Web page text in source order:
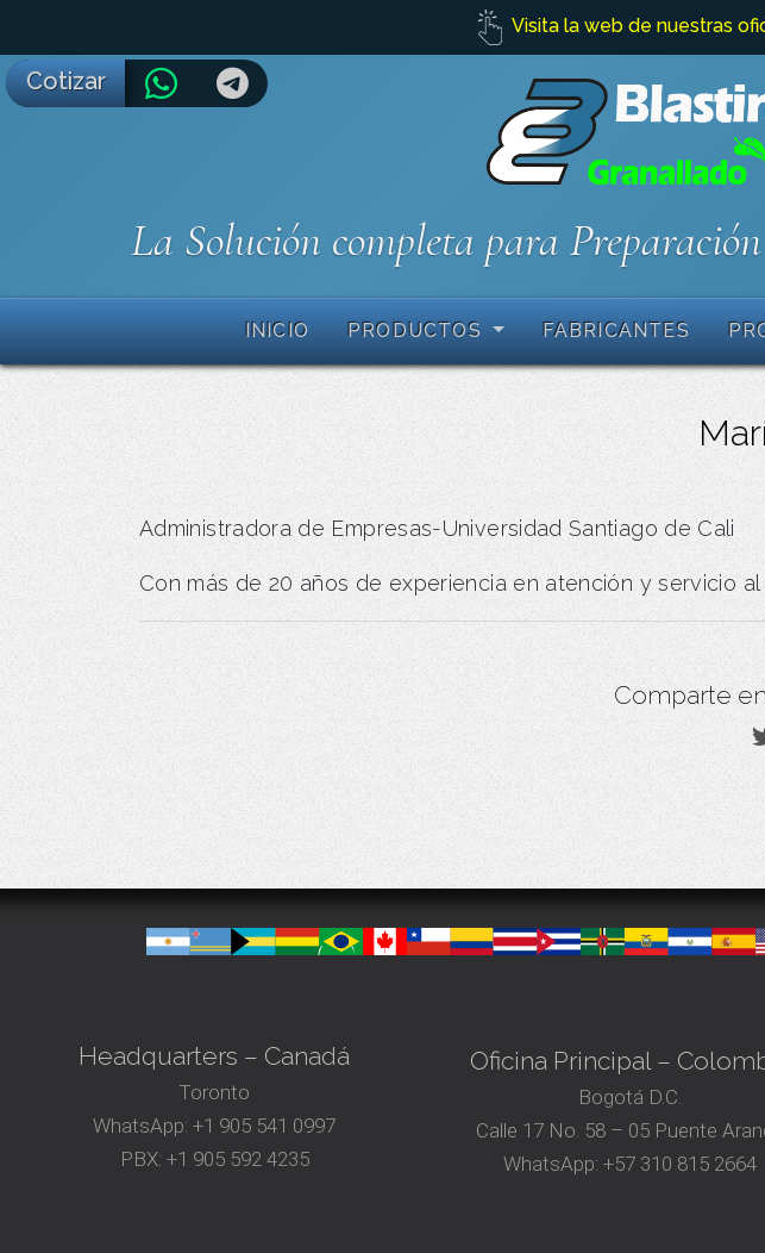
Visita la web de nuestras
La Solución completa para
INICIO PRODUCTOS FABRICANTES
Administradora de Empresas-Universidad Santiago de Cali
Con más de 20 años de experiencia en atención y servicio al
Comparte
Cotizar
Headquarters – Canadá
Toronto
WhatsApp: +1 905 541 0997
PBX: +1 905 592 4235
Oficina Principal –
Bogotá D.C.
Calle 17 No. 58 – 05 Puente
WhatsApp: +57 310 815 2664